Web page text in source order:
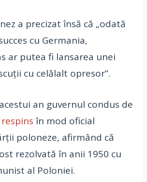
a precizat însă că „odată
cu Germania,
ar putea fi lansarea unei
cu celălalt opresor”.
an guvernul condus de
în mod oficial
poloneze, afirmând că
rezolvată în anii 1950 cu
al Poloniei.